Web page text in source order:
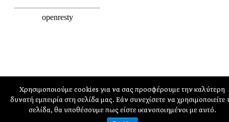
schoolpress.sch.gr
Χρησιμοποιούμε cookies για να σας προσφέρουμε την καλύτερη
δυνατή εμπειρία στη σελίδα μας. Εάν συνεχίσετε να χρησιμοποιείτε
σελίδα, θα υποθέσουμε πως είστε ικανοποιημένοι με αυτό.